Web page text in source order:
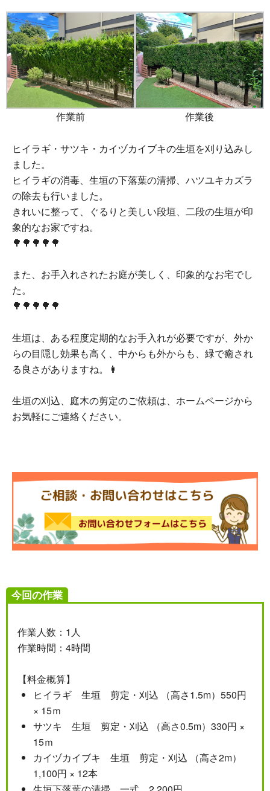
作業前 作業後
ヒイラギ・サツキ・カイヅカイブキの生垣を刈り込みし
ました。
ヒイラギの消毒、生垣の下落葉の清掃、ハツユキカズラ
の除去も行いました。
きれいに整って、ぐるりと美しい段垣、二段の生垣が印
象的なお家ですね。
🌳🌳🌳🌳🌳
また、お手入れされたお庭が美しく、印象的なお宅でし
た。
🌳🌳🌳🌳🌳
生垣は、ある程度定期的なお手入れが必要ですが、外か
らの目隠し効果も高く、中からも外からも、緑で癒され
る良さがありますね。👩
生垣の刈込、庭木の剪定のご依頼は、ホームページから
お気軽にご連絡ください。
今回の作業
作業人数：1人
作業時間：4時間
【料金概算】
ヒイラギ 生垣 剪定・刈込 （高さ1.5m）550円
× 15ｍ
サツキ 生垣 剪定・刈込 （高さ0.5m）330円 ×
15ｍ
カイヅカイブキ 生垣 剪定・刈込 （高さ2m）
1,100円 × 12本